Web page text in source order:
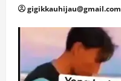
gigikkauhijau@gmail.com